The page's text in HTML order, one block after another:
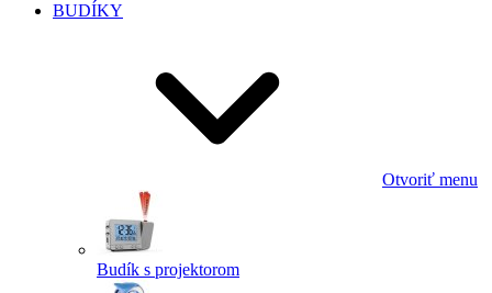
BUDÍKY
Otvoriť menu
Budík s projektorom